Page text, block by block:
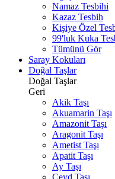
Namaz Tesbihi
Kazaz Tesbih
Kişiye Özel
99'luk Kuka
Tümünü Gör
Saray Kokuları
Doğal Taşlar
Doğal Taşlar
Geri
Akik Taşı
Akuamarin Taşı
Amazonit Taşı
Aragonit Taşı
Ametist Taşı
Apatit Taşı
Ay Taşı
Ceyd Taşı